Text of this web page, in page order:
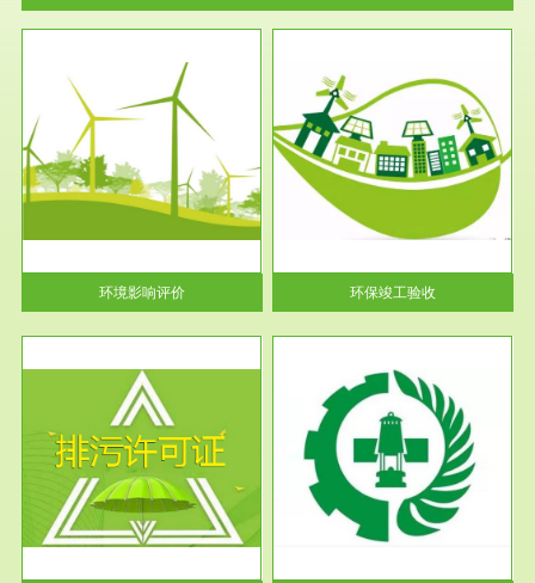
环境影响评价
服务范围
环保竣工验收
根据《建设项目环境保护管理条
例》第十七条 编制环境影响报
告书、...
环保竣工验收
服务范围
应急预案
根据《中华人民共和国环境保护
法》第十九条 企业事业单位应